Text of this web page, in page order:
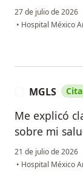
27 de julio de 2026
• Hospital México
MGLS
Me explicó
sobre mi
21 de julio de 2026
• Hospital México